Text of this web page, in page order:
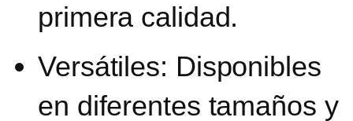
primera calidad.
Versátiles: Disponibles
en diferentes tamaños y